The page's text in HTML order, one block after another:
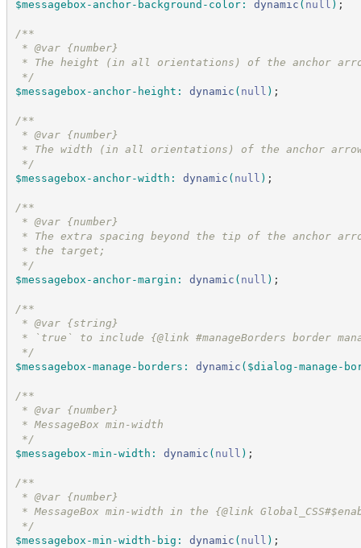
$messagebox-anchor-background-color: dynamic ( null ) ;
/**
* @var {number}
* The height (in all orientations) of the anchor
*/
$messagebox-anchor-height : dynamic ( null ) ;
/**
* @var {number}
* The width (in all orientations) of the anchor
*/
$messagebox-anchor-width : dynamic ( null ) ;
/**
* @var {number}
* The extra spacing beyond the tip of the anchor
* the target;
*/
$messagebox-anchor-margin : dynamic ( null ) ;
/**
* @var {string}
* `true` to include {@link #manageBorders border
*/
$messagebox-manage-borders : dynamic ( $dialog-manage-
/**
* @var {number}
* MessageBox min-width
*/
$messagebox-min-width : dynamic ( null ) ;
/**
* @var {number}
* MessageBox min-width in the {@link
*/
$messagebox-min-width-big : dynamic ( null ) ;